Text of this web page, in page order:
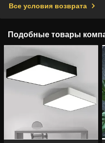
Все условия возврата
Подобные товары